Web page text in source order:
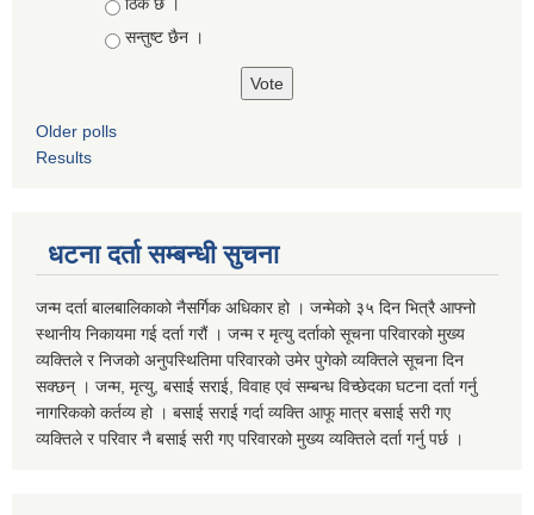
ठिकै छ ।
सन्तुष्ट छैन ।
Older polls
Results
धटना दर्ता सम्बन्धी सुचना
जन्म दर्ता बालबालिकाको नैसर्गिक अधिकार हो । जन्मेको ३५ दिन भित्रै आफ्नो
स्थानीय निकायमा गई दर्ता गरौं । जन्म र मृत्यु दर्ताको सूचना परिवारको मुख्य
व्यक्तिले र निजको अनुपस्थितिमा परिवारको उमेर पुगेको व्यक्तिले सूचना दिन
सक्छन् । जन्म, मृत्यु, बसाई सराई, विवाह एवं सम्बन्ध विच्छेदका घटना दर्ता गर्नु
नागरिकको कर्तव्य हो । बसाई सराई गर्दा व्यक्ति आफू मात्र बसाई सरी गए
व्यक्तिले र परिवार नै बसाई सरी गए परिवारको मुख्य व्यक्तिले दर्ता गर्नु पर्छ ।